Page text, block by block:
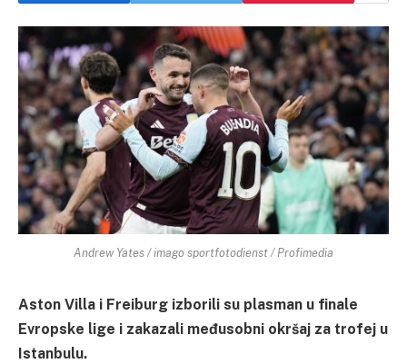
Andrew Yates / imago sportfotodienst / Profimedia
Aston Villa i Freiburg izborili su plasman u finale
Evropske lige i zakazali međusobni okršaj za trofej u
Istanbulu.